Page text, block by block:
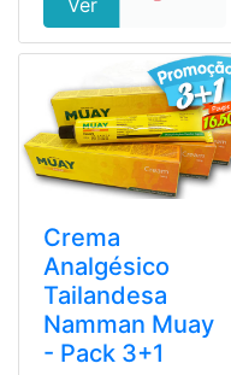
Ver
Crema
Analgésico
Tailandesa
Namman Muay
- Pack 3+1